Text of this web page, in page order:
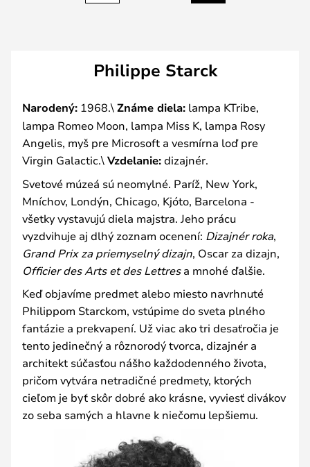
Philippe Starck
Narodený: 1968.\Známe diela: lampa KTribe,
lampa Romeo Moon, lampa Miss K, lampa Rosy
Angelis, myš pre Microsoft a vesmírna loď pre
Virgin Galactic.\Vzdelanie:dizajnér.
Svetové múzeá sú neomylné. Paríž, New York,
Mníchov, Londýn, Chicago, Kjóto, Barcelona -
všetky vystavujú diela majstra. Jeho prácu
vyzdvihuje aj dlhý zoznam ocenení: Dizajnér roka,
Grand Prix za priemyselný dizajn, Oscar za dizajn,
Officier des Arts et des Lettresa mnohé ďalšie.
Keď objavíme predmet alebo miesto navrhnuté
Philippom Starckom, vstúpime do sveta plného
fantázie a prekvapení. Už viac ako tri desaťročia je
tento jedinečný a rôznorodý tvorca, dizajnér a
architekt súčasťou nášho každodenného života,
pričom vytvára netradičné predmety, ktorých
cieľom je byť skôr dobré ako krásne, vyviesť divákov
zo seba samých a hlavne k niečomu lepšiemu.